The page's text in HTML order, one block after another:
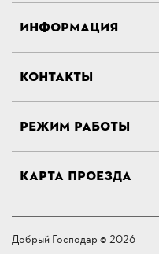
ИНФОРМАЦИЯ
КОНТАКТЫ
РЕЖИМ РАБОТЫ
КАРТА ПРОЕЗДА
Добрый Господар © 2026